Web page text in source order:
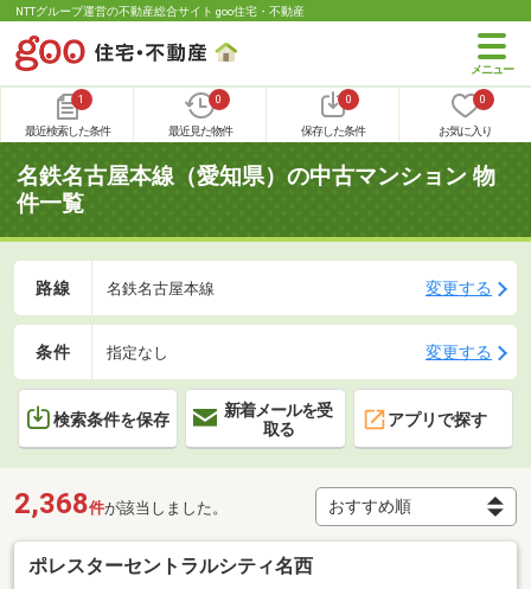
NTTグループ運営の不動産総合サイト goo住宅・不動産
1
最近検索した条件
0
最近見た物件
0
保存した条件
0
お気に入り
名鉄名古屋本線（愛知県）の中古マンション 物
件一覧
路線 名鉄名古屋本線 変更する
条件 指定なし 変更する
検索条件を保存
新着メールを受
取る
アプリで探す
2,368件が該当しました。
ポレスターセントラルシティ名西